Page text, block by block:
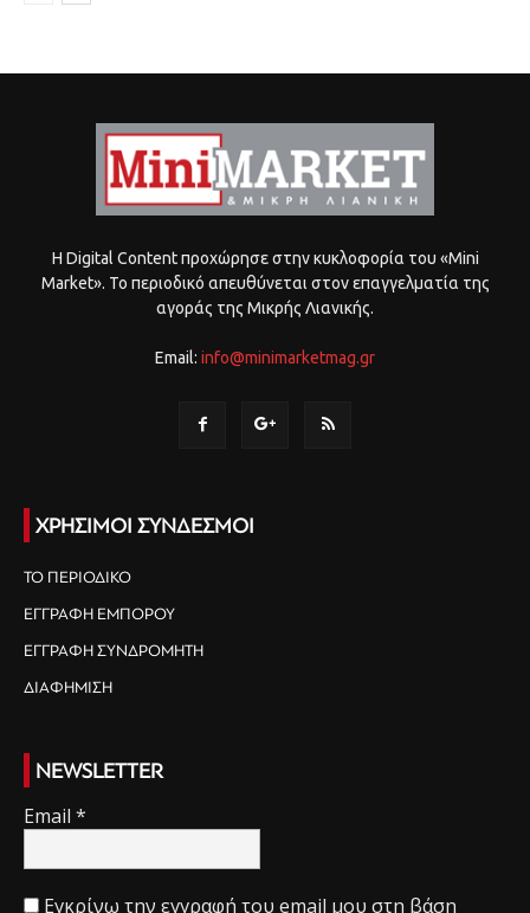
Η Digital Content προχώρησε στην κυκλοφορία του «Mini
Market». Το περιοδικό απευθύνεται στον επαγγελματία της
αγοράς της Μικρής Λιανικής.
Email: info@minimarketmag.gr
ΧΡΗΣΙΜΟΙ ΣΥΝΔΕΣΜΟΙ
ΤΟ ΠΕΡΙΟΔΙΚΟ
ΕΓΓΡΑΦΗ ΕΜΠΟΡΟΥ
ΕΓΓΡΑΦΗ ΣΥΝΔΡΟΜΗΤΗ
ΔΙΑΦΗΜΙΣΗ
NEWSLETTER
Email *
Εγκρίνω την εγγραφή του email μου στη βάση